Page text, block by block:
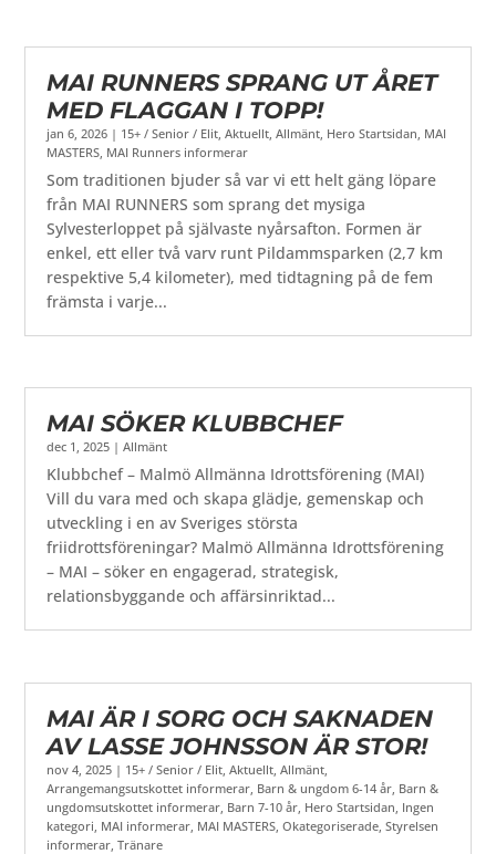
MAI RUNNERS SPRANG UT ÅRET
MED FLAGGAN I TOPP!
jan 6, 2026 | 15+ / Senior / Elit ,Aktuellt ,Allmänt Hero Startsidan MAI
MASTERS MAI Runners informerar
Som traditionen bjuder så var vi ett helt gäng löpare
från MAI RUNNERS som sprang det mysiga
Sylvesterloppet på självaste nyårsafton. Formen är
enkel, ett eller två varv runt Pildammsparken (2,7 km
respektive 5,4 kilometer), med tidtagning på de fem
främsta i varje...
MAI SÖKER KLUBBCHEF
dec 1, 2025 |Allmänt
Klubbchef – Malmö Allmänna Idrottsförening (MAI)
Vill du vara med och skapa glädje, gemenskap och
utveckling i en av Sveriges största
friidrottsföreningar? Malmö Allmänna Idrottsförening
– MAI – söker en engagerad, strategisk,
relationsbyggande och affärsinriktad...
MAI ÄR I SORG OCH SAKNADEN
AV LASSE JOHNSSON ÄR STOR!
nov 4, 2025 | 15+ / Senior / Elit ,Aktuellt ,Allmänt
Arrangemangsutskottet informerar Barn & ungdom 6-14 år Barn &
ungdomsutskottet informerar Barn 7-10 år Hero Startsidan Ingen
kategori MAI informerar MAI MASTERS ,Okategoriserade ,Styrelsen
informerar ,Tränare